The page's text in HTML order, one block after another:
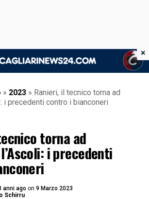
» 2023 » Ranieri, il tecnico torna ad
i precedenti contro i bianconeri
torna ad
i precedenti
anni ago on 9 Marzo 2023
Schirru
×